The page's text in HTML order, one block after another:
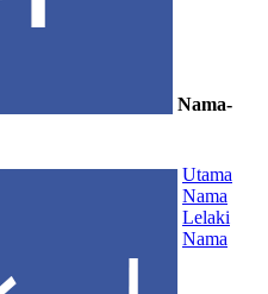
Nama-
Utama
Nama
Lelaki
Nama